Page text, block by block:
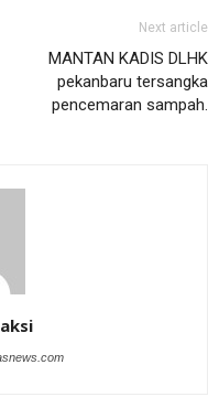
Next article
MANTAN KADIS DLHK
pekanbaru tersangka
pencemaran sampah.